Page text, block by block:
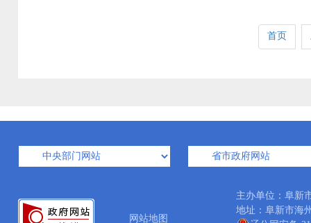
首页
网站地图
主办单位：阜
地址：阜新市